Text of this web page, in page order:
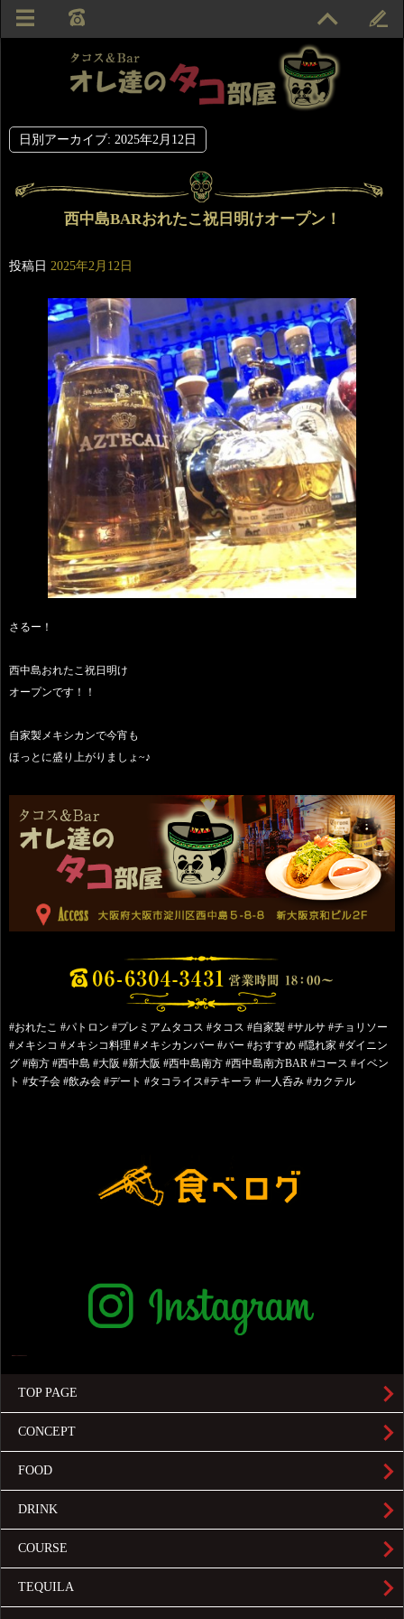
日別アーカイブ: 2025年2月12日
西中島BARおれたこ祝日明けオープン！
投稿日 2025年2月12日
さるー！
西中島おれたこ祝日明け
オープンです！！
自家製メキシカンで今宵も
ほっとに盛り上がりましょ~♪
#おれたこ #パトロン #プレミアムタコス #タコス #自家製 #サルサ #チョリソー
#メキシコ #メキシコ料理 #メキシカンバー #バー #おすすめ #隠れ家 #ダイニン
グ #南方 #西中島 #大阪 #新大阪 #西中島南方 #西中島南方BAR #コース #イベン
ト #女子会 #飲み会 #デート #タコライス#テキーラ #一人呑み #カクテル
TOP PAGE
CONCEPT
FOOD
DRINK
COURSE
TEQUILA